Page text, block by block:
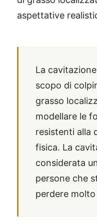
aspettative
La
scopo di
grasso
modellare le
resistenti alla
fisica. La
considerata
persone che
perdere molto